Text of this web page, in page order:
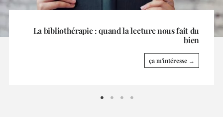
La Grande Odyssée fait escale à La Toussuire
ça m'intéresse →